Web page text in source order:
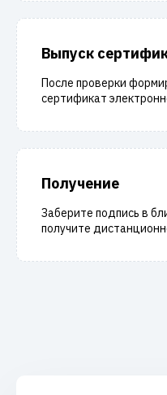
Выпуск
После проверки
сертификат
Получение
Заберите подпись в
получите